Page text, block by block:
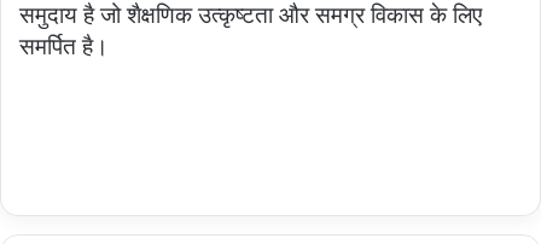
समुदाय है जो शैक्षणिक उत्कृष्टता और समग्र विकास के लिए
समर्पित है।